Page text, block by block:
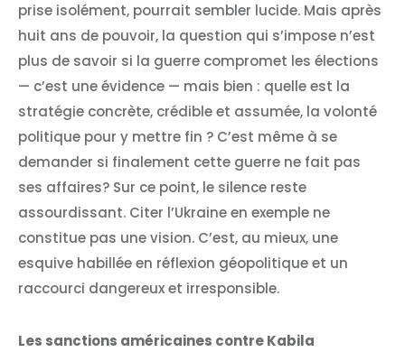
prise isolément, pourrait sembler lucide. Mais après
huit ans de pouvoir, la question qui s’impose n’est
plus de savoir si la guerre compromet les élections
— c’est une évidence — mais bien : quelle est la
stratégie concrète, crédible et assumée, la volonté
politique pour y mettre fin ? C’est même à se
demander si finalement cette guerre ne fait pas
ses affaires? Sur ce point, le silence reste
assourdissant. Citer l’Ukraine en exemple ne
constitue pas une vision. C’est, au mieux, une
esquive habillée en réflexion géopolitique et un
raccourci dangereux et irresponsible.
Les sanctions américaines contre Kabila